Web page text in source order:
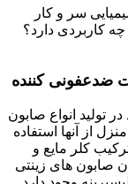
سر و کار
کاربردی دارد؟
ضدعفونی کننده
تولید انواع صابون
از آنها استفاده
کلر مایع و
صابون های زینتی